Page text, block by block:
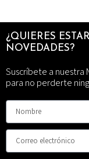
¿QUIERES
NOVEDADES?
Suscríbete a
para no perderte